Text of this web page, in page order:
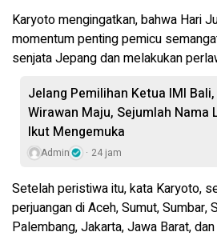
Karyoto mengingatkan, bahwa Hari
momentum penting pemicu
senjata Jepang dan melakukan
Jelang Pemilihan Ketua IMI
Wirawan Maju, Sejumlah Nama
Ikut Mengemuka
Admin 24 jam
Setelah peristiwa itu, kata Karyoto,
perjuangan di Aceh, Sumut, Sumbar,
Palembang, Jakarta, Jawa Barat,